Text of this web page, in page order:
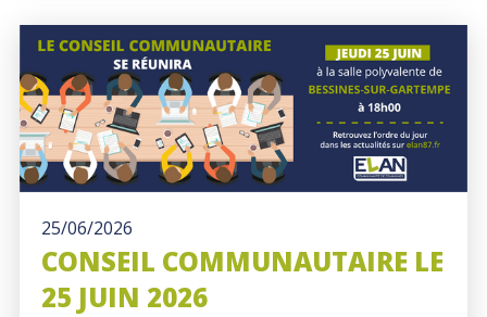
25/06/2026
CONSEIL COMMUNAUTAIRE LE
25 JUIN 2026